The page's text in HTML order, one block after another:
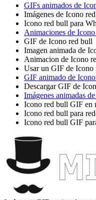
GIFs animados de
Imágenes de Icono
Icono red bull para
Animaciones de
GIF de Icono red bull
Imagen animada de
Animacion de Icono
Usar un GIF de Icono
GIF animado de
Descargar GIF de
Imágenes animadas
Icono red bull GIF en
Icono red bull para
Icono red bull GIF